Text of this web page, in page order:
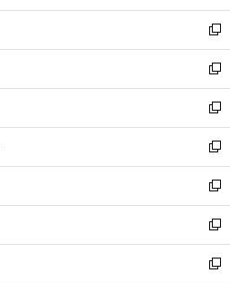
開
く
ウ
で
開
く
ン
ド
ウ
で
開
く
ウ
ィ
ン
ド
ウ
で
開
く
新
し
い
ウ
ィ
ン
ド
ウ
で
開
く
新
し
い
ウ
ィ
ン
ド
ウ
で
開
く
新
し
い
ウ
ィ
ン
ド
ウ
で
新
し
い
ウ
ィ
ン
ド
新
し
い
ウ
ィ
新
し
い
新